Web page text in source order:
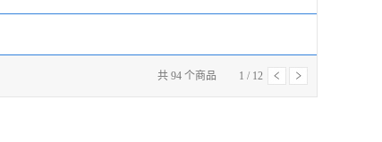
共 94 个商品 1 / 12